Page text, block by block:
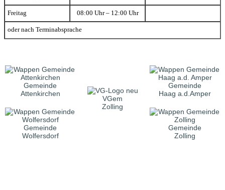
Freitag 08:00 Uhr – 12:00 Uhr
oder nach Terminabsprache
Gemeinde
Attenkirchen
VGem
Zolling
Gemeinde
Haag a.d.Amper
Gemeinde
Wolfersdorf
Gemeinde
Zolling